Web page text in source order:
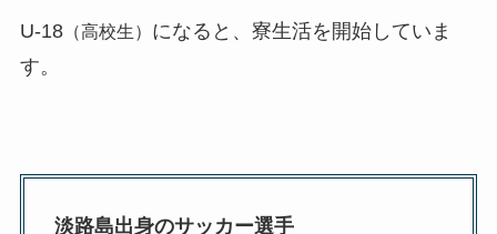
U-18（高校生） になると、寮生活を開始していま
す。
淡路島出身のサッカー選手